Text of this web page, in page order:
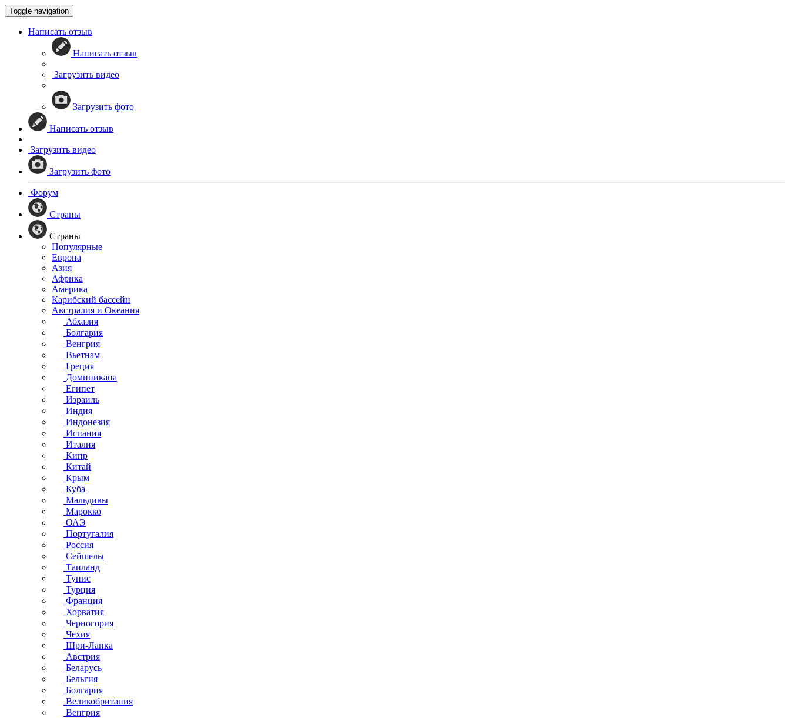
Toggle navigation
Написать отзыв
Написать отзыв
Загрузить видео
Загрузить фото
Написать отзыв
Загрузить видео
Загрузить фото
Форум
Страны
Страны
Популярные
Европа
Азия
Африка
Америка
Карибский бассейн
Австралия и Океания
Абхазия
Болгария
Венгрия
Вьетнам
Греция
Доминикана
Египет
Израиль
Индия
Индонезия
Испания
Италия
Кипр
Китай
Крым
Куба
Мальдивы
Марокко
ОАЭ
Португалия
Россия
Сейшелы
Таиланд
Тунис
Турция
Франция
Хорватия
Черногория
Чехия
Шри-Ланка
Австрия
Беларусь
Бельгия
Болгария
Великобритания
Венгрия